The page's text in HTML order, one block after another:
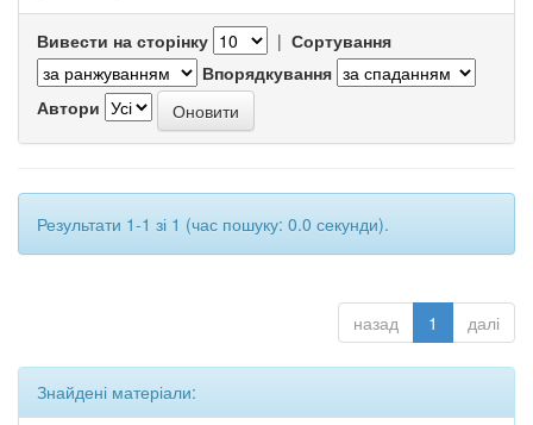
Вивести на сторінку | Сортування
Впорядкування
Автори
Результати 1-1 зі 1 (час пошуку: 0.0 секунди).
назад 1 далі
Знайдені матеріали: